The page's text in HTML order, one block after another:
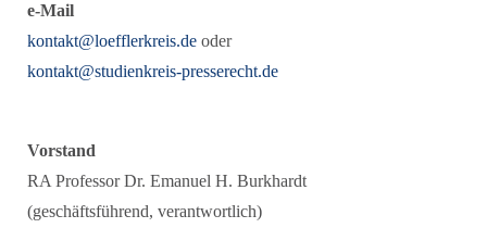
e-Mail
kontakt@loefflerkreis.de oder
kontakt@studienkreis-presserecht.de
Vorstand
RA Professor Dr. Emanuel H. Burkhardt
(geschäftsführend, verantwortlich)